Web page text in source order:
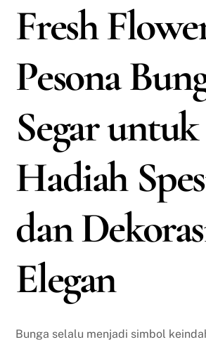
Fresh
Pesona
Segar untuk
Hadiah
dan
Elegan
Bunga selalu menjadi simbol